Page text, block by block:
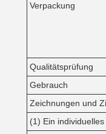
Verpackung
Qualitätsprüfung
Gebrauch
Zeichnungen und
(1) Ein